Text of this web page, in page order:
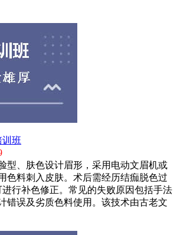
班
型、肤色设计眉形，采用电动文眉机或
色料刺入皮肤。术后需经历结痂脱色过
行补色修正。常见的失败原因包括手法
错误及劣质色料使用。该技术由古老文